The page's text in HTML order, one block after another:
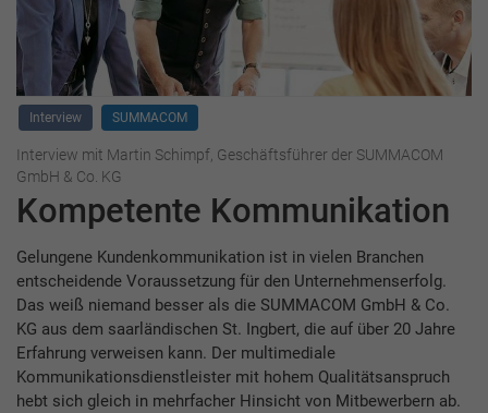
Interview SUMMACOM
Interview mit Martin Schimpf, Geschäftsführer der SUMMACOM
GmbH & Co. KG
Kompetente Kommunikation
Gelungene Kundenkommunikation ist in vielen Branchen
entscheidende Voraussetzung für den Unternehmenserfolg.
Das weiß niemand besser als die SUMMACOM GmbH & Co.
KG aus dem saarländischen St. Ingbert, die auf über 20 Jahre
Erfahrung verweisen kann. Der multimediale
Kommunikationsdienstleister mit hohem Qualitätsanspruch
hebt sich gleich in mehrfacher Hinsicht von Mitbewerbern ab.